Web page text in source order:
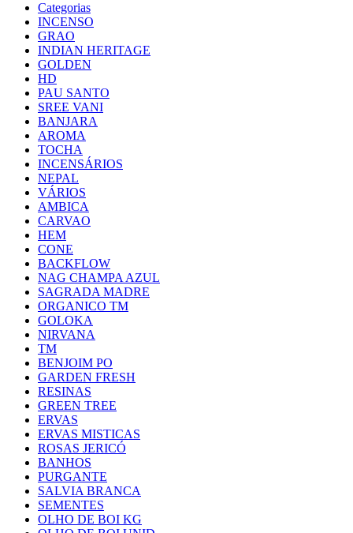
Categorias
INCENSO
GRAO
INDIAN HERITAGE
GOLDEN
HD
PAU SANTO
SREE VANI
BANJARA
AROMA
TOCHA
INCENSÁRIOS
NEPAL
VÁRIOS
AMBICA
CARVAO
HEM
CONE
BACKFLOW
NAG CHAMPA AZUL
SAGRADA MADRE
ORGANICO TM
GOLOKA
NIRVANA
TM
BENJOIM PO
GARDEN FRESH
RESINAS
GREEN TREE
ERVAS
ERVAS MISTICAS
ROSAS JERICÓ
BANHOS
PURGANTE
SALVIA BRANCA
SEMENTES
OLHO DE BOI KG